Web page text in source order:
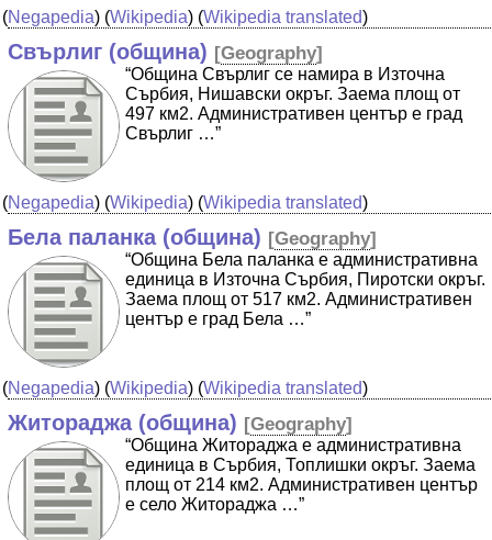
(Negapedia) (Wikipedia) (Wikipedia translated)
Свърлиг (община) [Geography]
“Община Свърлиг се намира в Източна
Сърбия, Нишавски окръг. Заема площ от
497 км2. Административен център е град
Свърлиг …”
(Negapedia) (Wikipedia) (Wikipedia translated)
Бела паланка (община) [Geography]
“Община Бела паланка е административна
единица в Източна Сърбия, Пиротски окръг.
Заема площ от 517 км2. Административен
център е град Бела …”
(Negapedia) (Wikipedia) (Wikipedia translated)
Житораджа (община) [Geography]
“Община Житораджа е административна
единица в Сърбия, Топлишки окръг. Заема
площ от 214 км2. Административен център
е село Житораджа …”